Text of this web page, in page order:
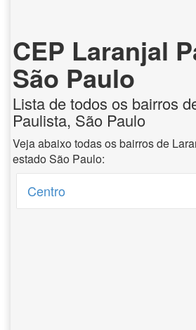
CEP Laranjal
São Paulo
Lista de todos os bairros
Paulista, São Paulo
Veja abaixo todas os bairros de
estado São Paulo:
Centro